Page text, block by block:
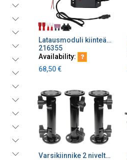
Add to Cart
Latausmoduli kiinteäasennus
216355
Availability:
68,50€
Add to Cart
Varsikiinnike 2 niveltä tiheä hammastus 164 mm